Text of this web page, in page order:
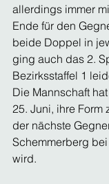
allerdings immer
Ende für den
beide Doppel in
ging auch das 2.
Bezirksstaffel 1
Die Mannschaft
25. Juni, ihre Form
der nächste
Schemmerberg
wird.